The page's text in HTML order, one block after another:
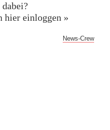
dabei?
hier einloggen »
News-Crew